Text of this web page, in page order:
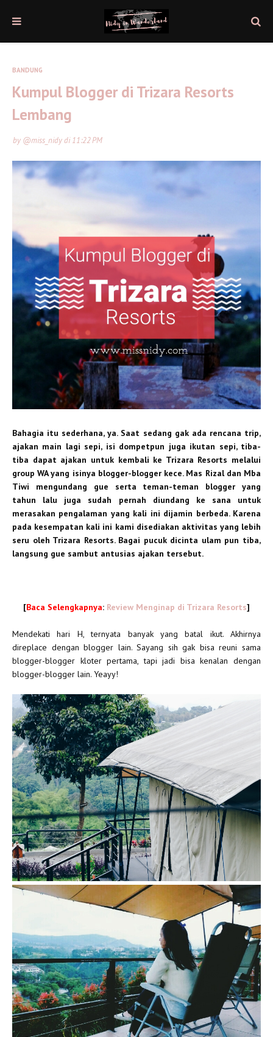
BANDUNG
Kumpul Blogger di Trizara Resorts
Lembang
by @miss_nidydi11:22 PM
Bahagia itu sederhana, ya. Saat sedang gak ada rencana trip,
ajakan main lagi sepi, isi dompetpun juga ikutan sepi, tiba-
tiba dapat ajakan untuk kembali ke Trizara Resorts melalui
group WA yang isinya blogger-blogger kece. Mas Rizal dan Mba
Tiwi mengundang gue serta teman-teman blogger yang
tahun lalu juga sudah pernah diundang ke sana untuk
merasakan pengalaman yang kali ini dijamin berbeda. Karena
pada kesempatan kali ini kami disediakan aktivitas yang lebih
seru oleh Trizara Resorts. Bagai pucuk dicinta ulam pun tiba,
langsung gue sambut antusias ajakan tersebut.
[Baca Selengkapnya: Review Menginap di Trizara Resorts]
Mendekati hari H, ternyata banyak yang batal ikut. Akhirnya
direplace dengan blogger lain. Sayang sih gak bisa reuni sama
blogger-blogger kloter pertama, tapi jadi bisa kenalan dengan
blogger-blogger lain. Yeayy!